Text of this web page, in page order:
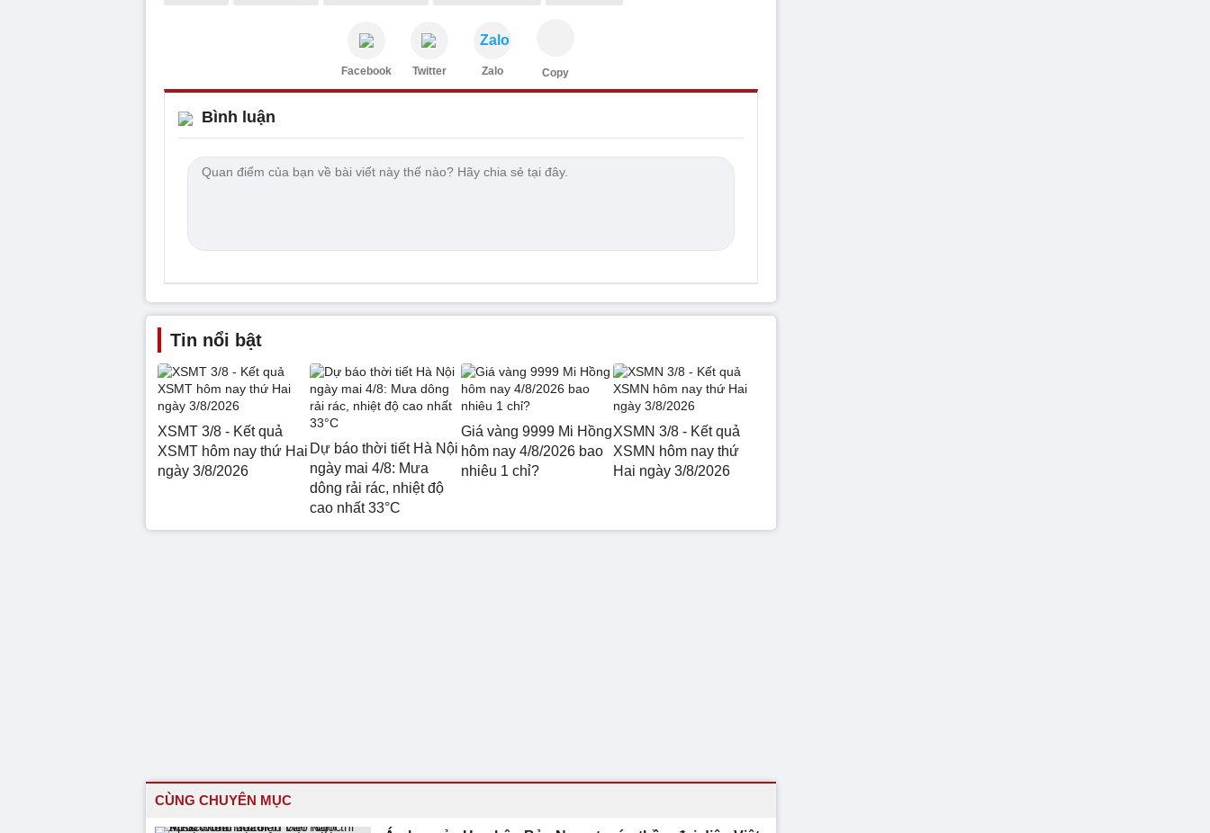
Facebook Twitter
Zalo
Zalo Copy
Bình luận
Tin nổi bật
XSMT 3/8 - Kết quả
XSMT hôm nay thứ Hai
ngày 3/8/2026
Dự báo thời tiết Hà Nội
ngày mai 4/8: Mưa
dông rải rác, nhiệt độ
cao nhất 33°C
Giá vàng 9999 Mi Hồng
hôm nay 4/8/2026 bao
nhiêu 1 chỉ?
XSMN 3/8 - Kết quả
XSMN hôm nay thứ
Hai ngày 3/8/2026
CÙNG CHUYÊN MỤC